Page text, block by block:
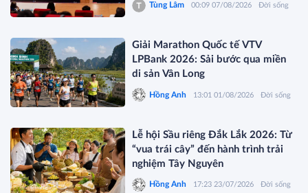
Tùng Lâm 00:09 07/08/2026 Đời sống
Giải Marathon Quốc tế VTV
LPBank 2026: Sải bước qua miền
di sản Vân Long
Hồng Anh 13:01 01/08/2026 Đời sống
Lễ hội Sầu riêng Đắk Lắk 2026: Từ
“vua trái cây” đến hành trình trải
nghiệm Tây Nguyên
Hồng Anh 17:23 23/07/2026 Đời sống